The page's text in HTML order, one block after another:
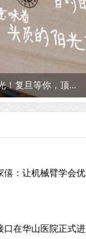
！复旦等你，顶...
僖：让机械臂学会
口在华山医院正式